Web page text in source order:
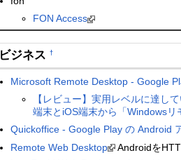
FON Access
ビジネス †
Microsoft Remote Desktop - Google
【レビュー】実用レベルに達し
端末とiOS端末から「Windows
Quickoffice - Google Play の Android
Remote Web Desktop
Androidを